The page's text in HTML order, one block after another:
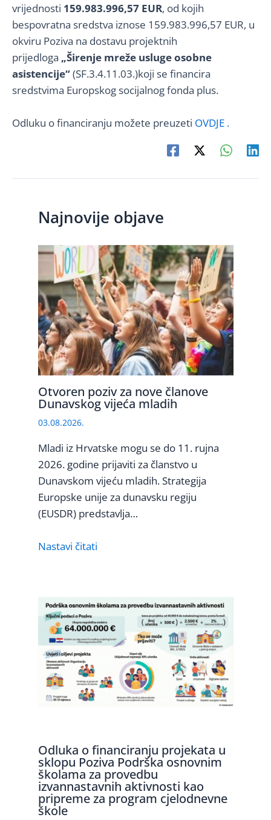
vrijednosti 159.983.996,57 EUR, od kojih
bespovratna sredstva iznose 159.983.996,57 EUR, u
okviru Poziva na dostavu projektnih
prijedloga „Širenje mreže usluge osobne
asistencije“(SF.3.4.11.03.)koji se financira
sredstvima Europskog socijalnog fonda plus.
Odluku o financiranju možete preuzeti OVDJE .
Najnovije objave
Otvoren poziv za nove članove
Dunavskog vijeća mladih
03.08.2026.
Mladi iz Hrvatske mogu se do 11. rujna
2026. godine prijaviti za članstvo u
Dunavskom vijeću mladih. Strategija
Europske unije za dunavsku regiju
(EUSDR) predstavlja…
Nastavi čitati
Odluka o financiranju projekata u
sklopu Poziva Podrška osnovnim
školama za provedbu
izvannastavnih aktivnosti kao
pripreme za program cjelodnevne
škole